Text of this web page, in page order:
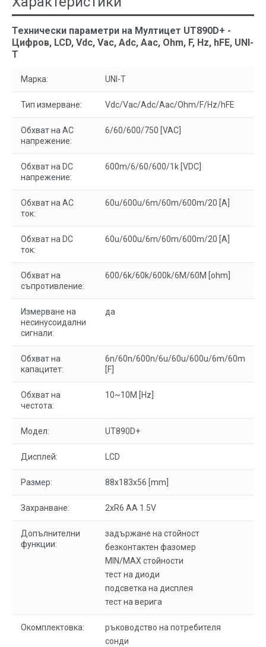
Технически параметри на Мултицет UT890D+ -
Цифров, LCD, Vdc, Vac, Adc, Aac, Ohm, F, Hz, hFE, UNI-
T
Марка: UNI-T
Тип измерване: Vdc/Vac/Adc/Aac/Ohm/F/Hz/hFE
Обхват на AC
напрежение:
6/60/600/750 [VAC]
Обхват на DC
напрежение:
600m/6/60/600/1k [VDC]
Обхват на AC
ток:
60u/600u/6m/60m/600m/20 [A]
Обхват на DC
ток:
60u/600u/6m/60m/600m/20 [A]
Обхват на
съпротивление:
600/6k/60k/600k/6M/60M [ohm]
Измерване на
несинусоидални
сигнали:
да
Обхват на
капацитет:
6n/60n/600n/6u/60u/600u/6m/60m
[F]
Обхват на
честота:
10~10M [Hz]
Модел: UT890D+
Дисплей: LCD
Размер: 88x183x56 [mm]
Захранване: 2xR6 AA 1.5V
Допълнителни
функции:
задържане на стойност
безконтактен фазомер
MIN/MAX стойности
тест на диоди
подсветка на дисплея
тест на верига
Окомплектовка:
ръководство на потребителя
сонди